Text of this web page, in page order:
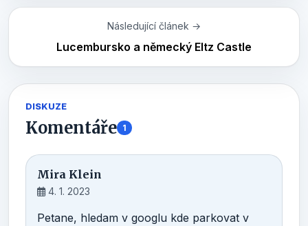
Následující článek →
Lucembursko a německý Eltz Castle
DISKUZE
Komentáře 1
Mira Klein
4. 1. 2023
Petane, hledam v googlu kde parkovat v